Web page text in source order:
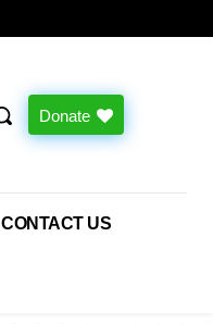
Donate
CONTACT US